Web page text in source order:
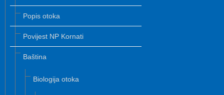
Popis otoka
Povijest NP Kornati
Baština
Biologija otoka